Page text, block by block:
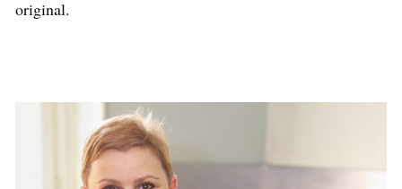
original.